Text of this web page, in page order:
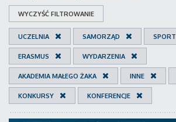
WYCZYŚĆ FILTROWANIE
UCZELNIA SAMORZĄD SPORT
ERASMUS WYDARZENIA
AKADEMIA MAŁEGO ŻAKA INNE
KONKURSY KONFERENCJE